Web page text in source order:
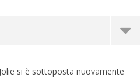
si è sottoposta nuovamente